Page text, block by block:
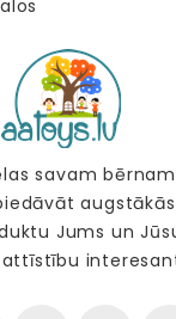
savam
Jums un